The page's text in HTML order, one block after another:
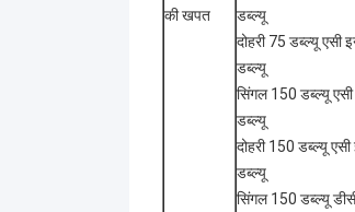
की खपत
डब्ल्यू
दोहरी 75 डब्ल्यू एसी
डब्ल्यू
सिंगल 150 डब्ल्यू
डब्ल्यू
दोहरी 150 डब्ल्यू
डब्ल्यू
सिंगल 150 डब्ल्यू